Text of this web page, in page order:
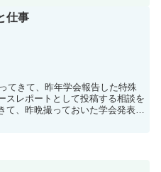
仕事
てきて、昨年学会報告した特殊
スレポートとして投稿する相談を
て、昨晩撮っておいた学会発表用